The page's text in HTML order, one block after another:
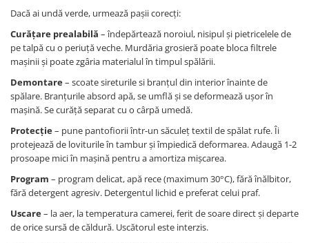
Dacă ai undă verde, urmează pașii corecți:
Curățare prealabilă – îndepărtează noroiul, nisipul și pietricelele de
pe talpă cu o periuță veche. Murdăria grosieră poate bloca filtrele
mașinii și poate zgâria materialul în timpul spălării.
Demontare– scoate sireturile si branțul din interior înainte de
spălare. Branțurile absord apă, se umflă și se deformează ușor în
mașină. Se curăță separat cu o cârpă umedă.
Protecție– pune pantofiorii într-un săculeț textil de spălat rufe. Îi
protejează de loviturile în tambur și împiedică deformarea. Adaugă 1-2
prosoape mici în mașină pentru a amortiza mișcarea.
Program – program delicat, apă rece (maximum 30°C), fără înălbitor,
fără detergent agresiv. Detergentul lichid e preferat celui praf.
Uscare– la aer, la temperatura camerei, ferit de soare direct și departe
de orice sursă de căldură. Uscătorul este interzis.